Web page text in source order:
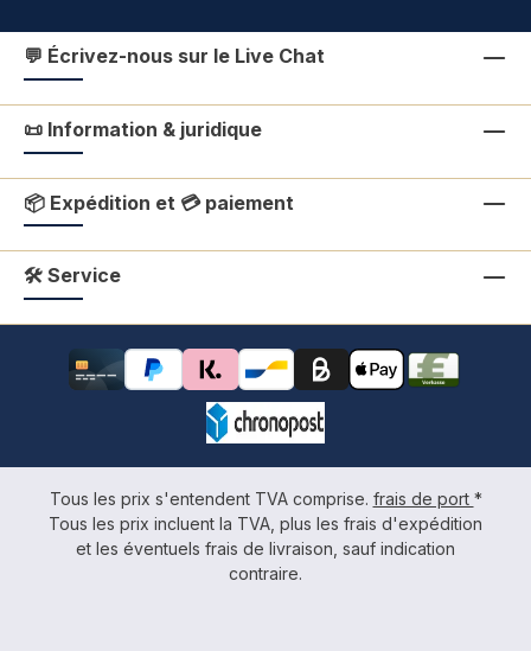
💬 Écrivez-nous sur le Live Chat
📜 Information & juridique
📦 Expédition et 💳 paiement
🛠 Service
Tous les prix s'entendent TVA comprise. frais de port *
Tous les prix incluent la TVA, plus les frais d'expédition
et les éventuels frais de livraison, sauf indication
contraire.